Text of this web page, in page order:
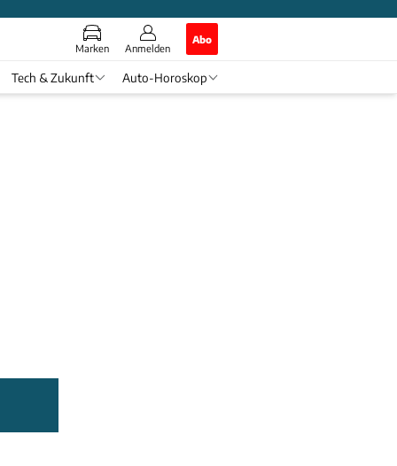
Marken Anmelden
Abo
Tech & Zukunft Auto-Horoskop